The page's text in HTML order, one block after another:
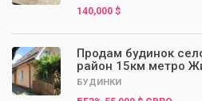
140,000 $
Продам будинок
район 15км метро
БУДИНКИ